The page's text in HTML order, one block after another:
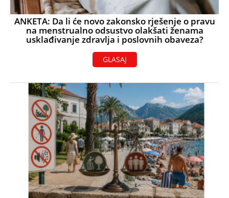
ANKETA: Da li će novo zakonsko rješenje o pravu
na menstrualno odsustvo olakšati ženama
usklađivanje zdravlja i poslovnih obaveza?
GLASAJ